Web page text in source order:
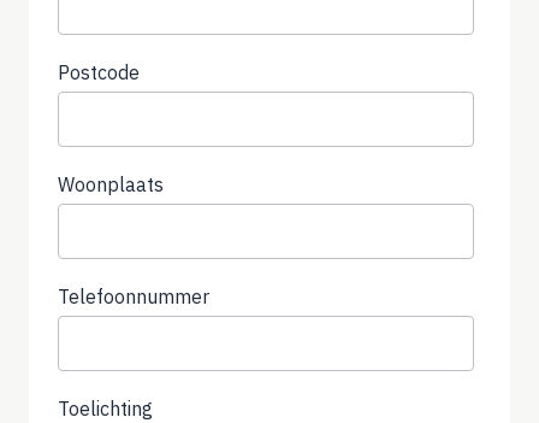
Postcode
Woonplaats
Telefoonnummer
required)
Toelichting